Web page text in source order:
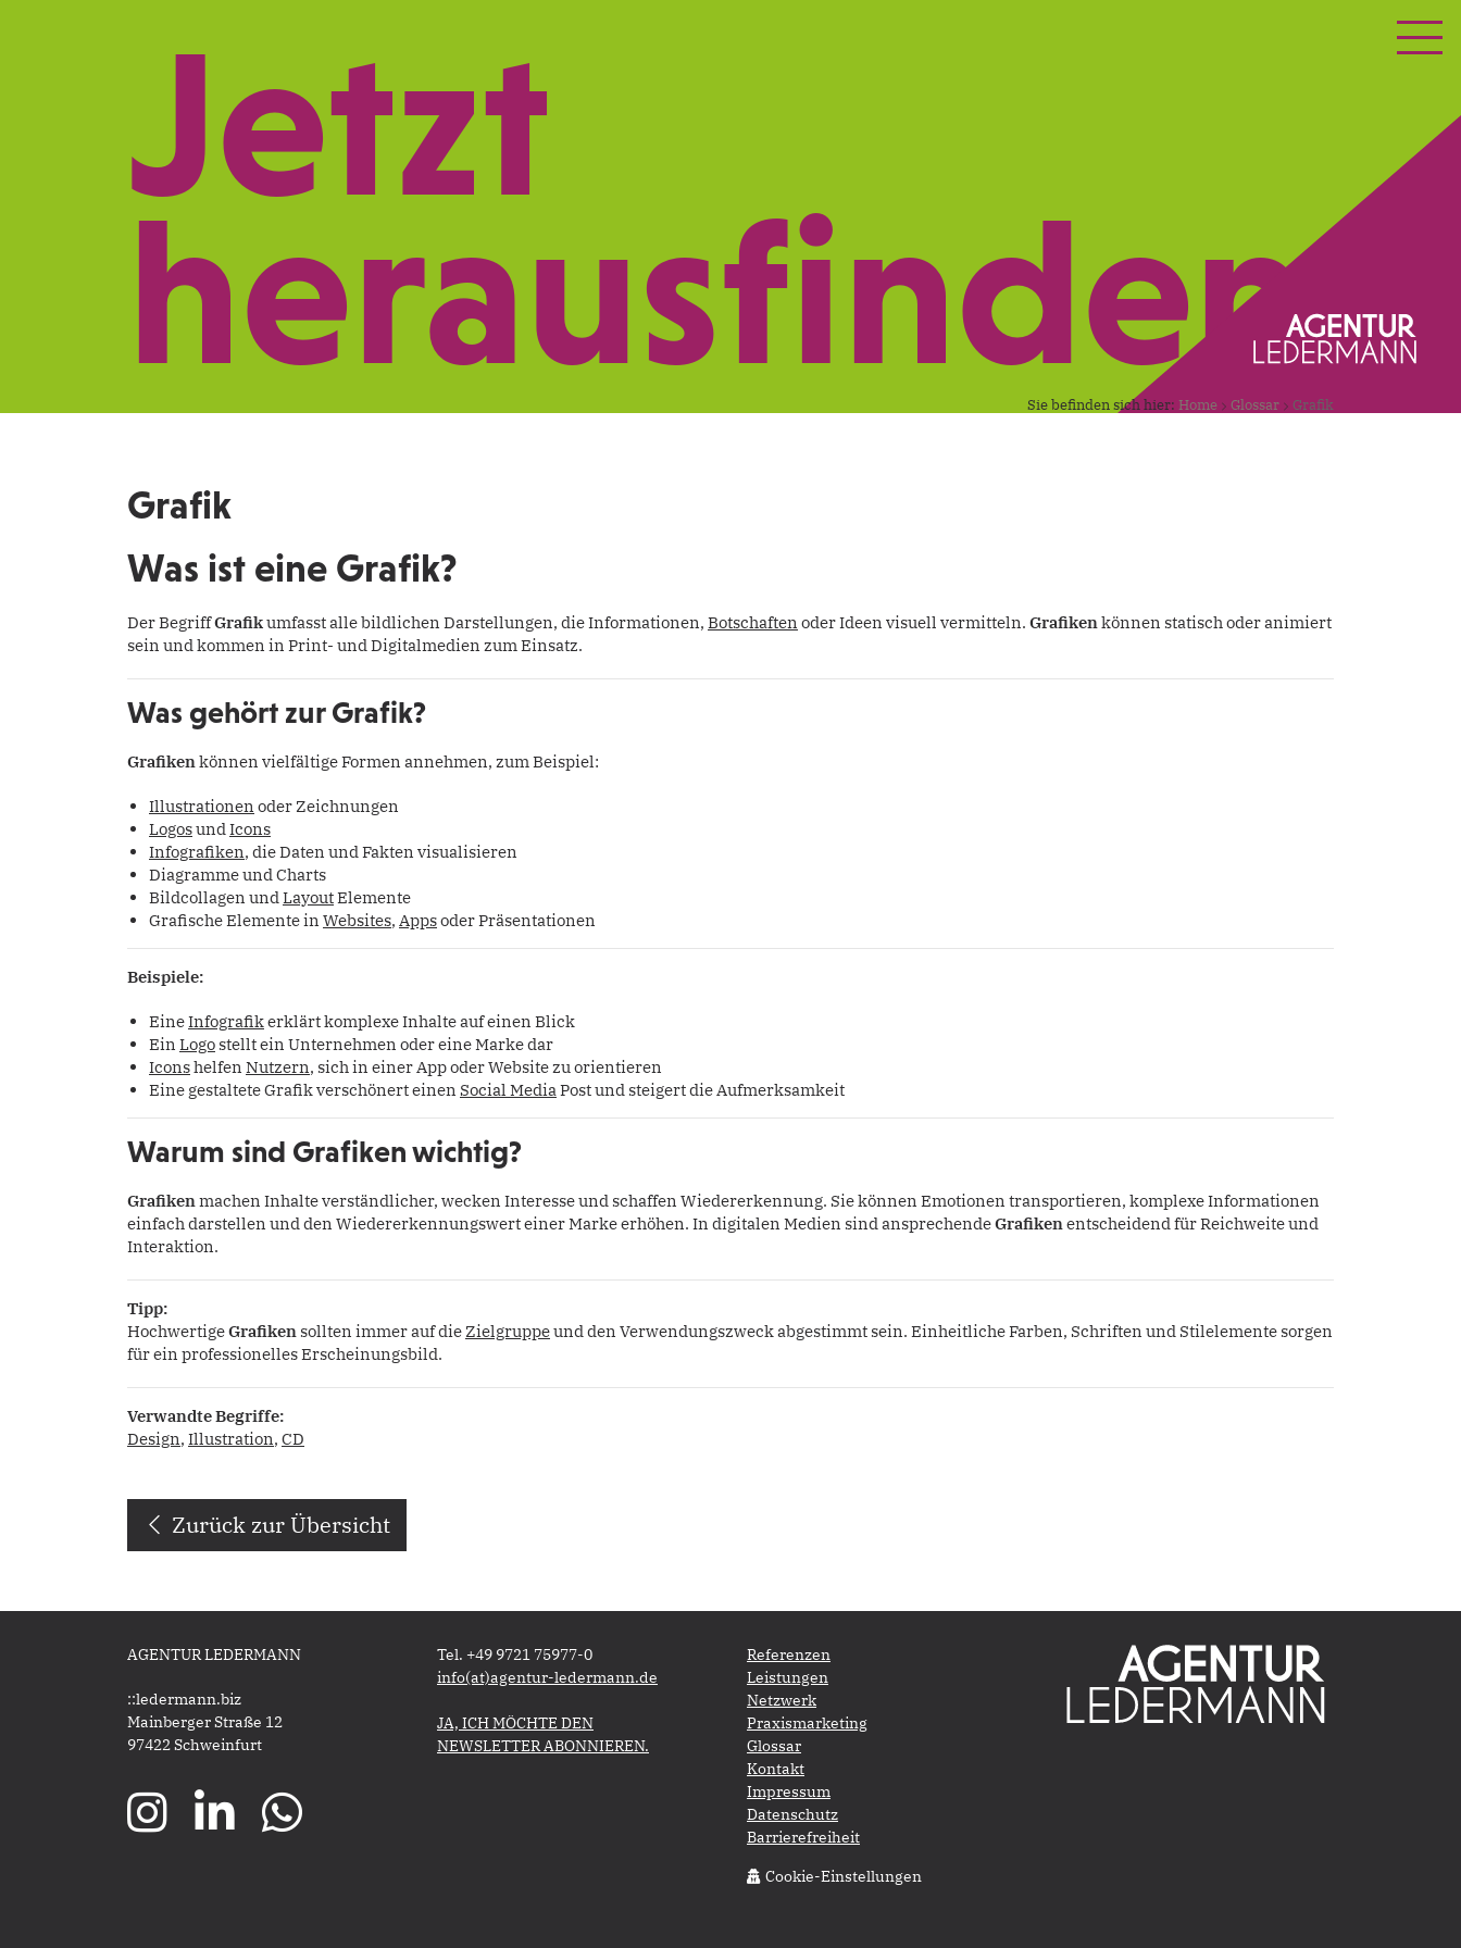
Jetzt
herausfinden.
Sie befinden sich hier: Home Glossar Grafik
Grafik
Was ist eine Grafik?
Der BegriffGrafikumfasst alle bildlichen Darstellungen, die Informationen, Botschaften oder Ideen visuell vermitteln. Grafikenkönnen statisch oder animiert
sein und kommen in Print- und Digitalmedien zum Einsatz.
Was gehört zur Grafik?
Grafikenkönnen vielfältige Formen annehmen, zum Beispiel:
Illustrationen oder Zeichnungen
LogosundIcons
Infografiken, die Daten und Fakten visualisieren
Diagramme und Charts
Bildcollagen undLayoutElemente
Grafische Elemente in Websites, Appsoder Präsentationen
Beispiele:
EineInfografikerklärt komplexe Inhalte auf einen Blick
Ein Logo stellt ein Unternehmen oder eine Marke dar
Iconshelfen Nutzern, sich in einer App oder Website zu orientieren
Eine gestaltete Grafik verschönert einen Social MediaPost und steigert die Aufmerksamkeit
Warum sind Grafiken wichtig?
Grafikenmachen Inhalte verständlicher, wecken Interesse und schaffen Wiedererkennung. Sie können Emotionen transportieren, komplexe Informationen
einfach darstellen und den Wiedererkennungswert einer Marke erhöhen. In digitalen Medien sind ansprechendeGrafikenentscheidend für Reichweite und
Interaktion.
Tipp:
HochwertigeGrafiken sollten immer auf die Zielgruppeund den Verwendungszweck abgestimmt sein. Einheitliche Farben, Schriften und Stilelemente sorgen
für ein professionelles Erscheinungsbild.
Verwandte Begriffe:
Design, Illustration, CD
Zurück zur Übersicht
AGENTUR LEDERMANN
::ledermann.biz
Mainberger Straße 12
97422 Schweinfurt
Tel. +49 9721 75977-0
​​​​​​​info(at)agentur-ledermann.de
​​​​​JA, ICH MÖCHTE DEN
NEWSLETTER ABONNIEREN.​​​​​​​
Referenzen
Leistungen
Netzwerk
Praxismarketing
Glossar
Kontakt
Impressum
Datenschutz
Barrierefreiheit
Cookie-Einstellungen